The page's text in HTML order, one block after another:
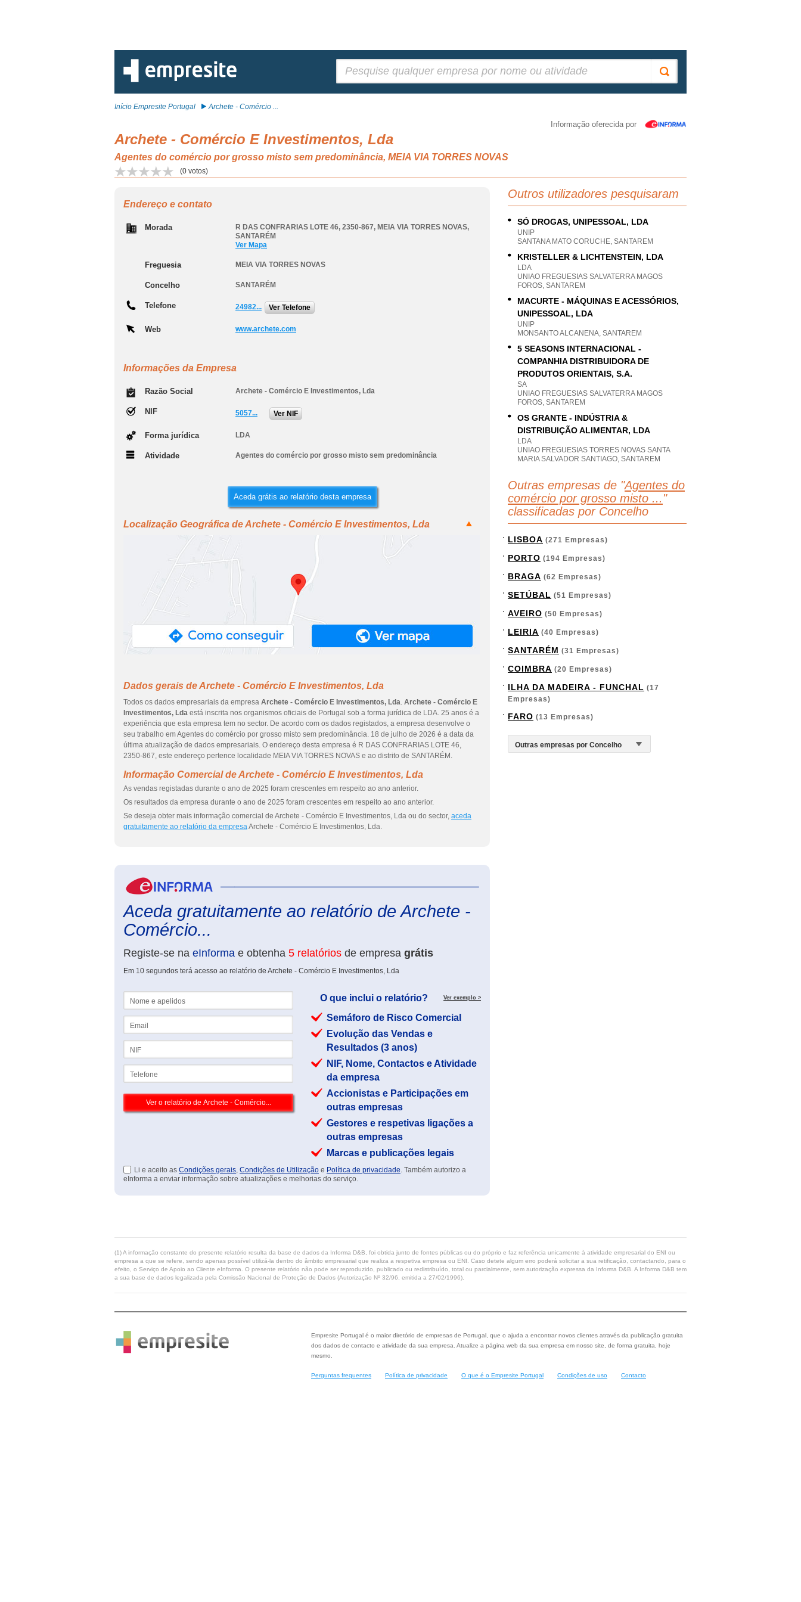
Início Empresite Portugal Archete - Comércio ...
Informação oferecida por
Archete - Comércio E Investimentos, Lda
Agentes do comércio por grosso misto sem predominância, MEIA VIA TORRES NOVAS
(0 votos)
Endereço e contato
Morada R DAS CONFRARIAS LOTE 46, 2350-867, MEIA VIA TORRES NOVAS,
SANTARÉM
Ver Mapa
Freguesia MEIA VIA TORRES NOVAS
Concelho SANTARÉM
Telefone 24982... Ver Telefone
Web www.archete.com
Informações da Empresa
Razão Social Archete - Comércio E Investimentos, Lda
NIF 5057... Ver NIF
Forma jurídica LDA
Atividade Agentes do comércio por grosso misto sem predominância
Aceda grátis ao relatório desta empresa
Localização Geográfica de Archete - Comércio E Investimentos, Lda
Dados gerais de Archete - Comércio E Investimentos, Lda
Todos os dados empresariais da empresa Archete - Comércio E Investimentos, Lda. Archete - Comércio E
Investimentos, Lda está inscrita nos organismos oficiais de Portugal sob a forma jurídica de LDA. 25 anos é a
experiência que esta empresa tem no sector. De acordo com os dados registados, a empresa desenvolve o
seu trabalho em Agentes do comércio por grosso misto sem predominância. 18 de julho de 2026 é a data da
última atualização de dados empresariais. O endereço desta empresa é R DAS CONFRARIAS LOTE 46,
2350-867, este endereço pertence localidade MEIA VIA TORRES NOVAS e ao distrito de SANTARÉM.
Informação Comercial de Archete - Comércio E Investimentos, Lda
As vendas registadas durante o ano de 2025 foram crescentes em respeito ao ano anterior.
Os resultados da empresa durante o ano de 2025 foram crescentes em respeito ao ano anterior.
Se deseja obter mais informação comercial de Archete - Comércio E Investimentos, Lda ou do sector, aceda
gratuitamente ao relatório da empresaArchete - Comércio E Investimentos, Lda.
Aceda gratuitamente ao relatório de Archete -
Comércio...
Registe-se na eInforma e obtenha 5 relatórios de empresa grátis
Em 10 segundos terá acesso ao relatório de Archete - Comércio E Investimentos, Lda
O que inclui o relatório? Ver exemplo >
Semáforo de Risco Comercial
Evolução das Vendas e
Resultados (3 anos)
NIF, Nome, Contactos e Atividade
da empresa
Accionistas e Participações em
outras empresas
Gestores e respetivas ligações a
outras empresas
Marcas e publicações legais
Li e aceito as Condições gerais, Condições de Utilização e Política de privacidade. Também autorizo a
eInforma a enviar informação sobre atualizações e melhorias do serviço.
Outros utilizadores pesquisaram
SÓ DROGAS, UNIPESSOAL, LDA
UNIP
SANTANA MATO CORUCHE, SANTAREM
KRISTELLER & LICHTENSTEIN, LDA
LDA
UNIAO FREGUESIAS SALVATERRA MAGOS
FOROS, SANTAREM
MACURTE - MÁQUINAS E ACESSÓRIOS,
UNIPESSOAL, LDA
UNIP
MONSANTO ALCANENA, SANTAREM
5 SEASONS INTERNACIONAL -
COMPANHIA DISTRIBUIDORA DE
PRODUTOS ORIENTAIS, S.A.
SA
UNIAO FREGUESIAS SALVATERRA MAGOS
FOROS, SANTAREM
OS GRANTE - INDÚSTRIA &
DISTRIBUIÇÃO ALIMENTAR, LDA
LDA
UNIAO FREGUESIAS TORRES NOVAS SANTA
MARIA SALVADOR SANTIAGO, SANTAREM
Outras empresas de "Agentes do
comércio por grosso misto ... "
classificadas por Concelho
LISBOA (271 Empresas)
PORTO (194 Empresas)
BRAGA (62 Empresas)
SETÚBAL (51 Empresas)
AVEIRO (50 Empresas)
LEIRIA (40 Empresas)
SANTARÉM (31 Empresas)
COIMBRA (20 Empresas)
ILHA DA MADEIRA - FUNCHAL (17
Empresas)
FARO (13 Empresas)
(1) A informação constante do presente relatório resulta da base de dados da Informa D&B, foi obtida junto de fontes públicas ou do próprio e faz referência unicamente à atividade empresarial do ENI ou
empresa a que se refere, sendo apenas possível utilizá-la dentro do âmbito empresarial que realiza a respetiva empresa ou ENI. Caso detete algum erro poderá solicitar a sua retificação, contactando, para o
efeito, o Serviço de Apoio ao Cliente eInforma. O presente relatório não pode ser reproduzido, publicado ou redistribuído, total ou parcialmente, sem autorização expressa da Informa D&B. A Informa D&B tem
a sua base de dados legalizada pela Comissão Nacional de Proteção de Dados (Autorização Nº 32/96, emitida a 27/02/1996).
Empresite Portugal é o maior diretório de empresas de Portugal, que o ajuda a encontrar novos clientes através da publicação gratuita
dos dados de contacto e atividade da sua empresa. Atualize a página web da sua empresa em nosso site, de forma gratuita, hoje
mesmo.
Perguntas frequentes Política de privacidade O que é o Empresite Portugal Condições de uso Contacto